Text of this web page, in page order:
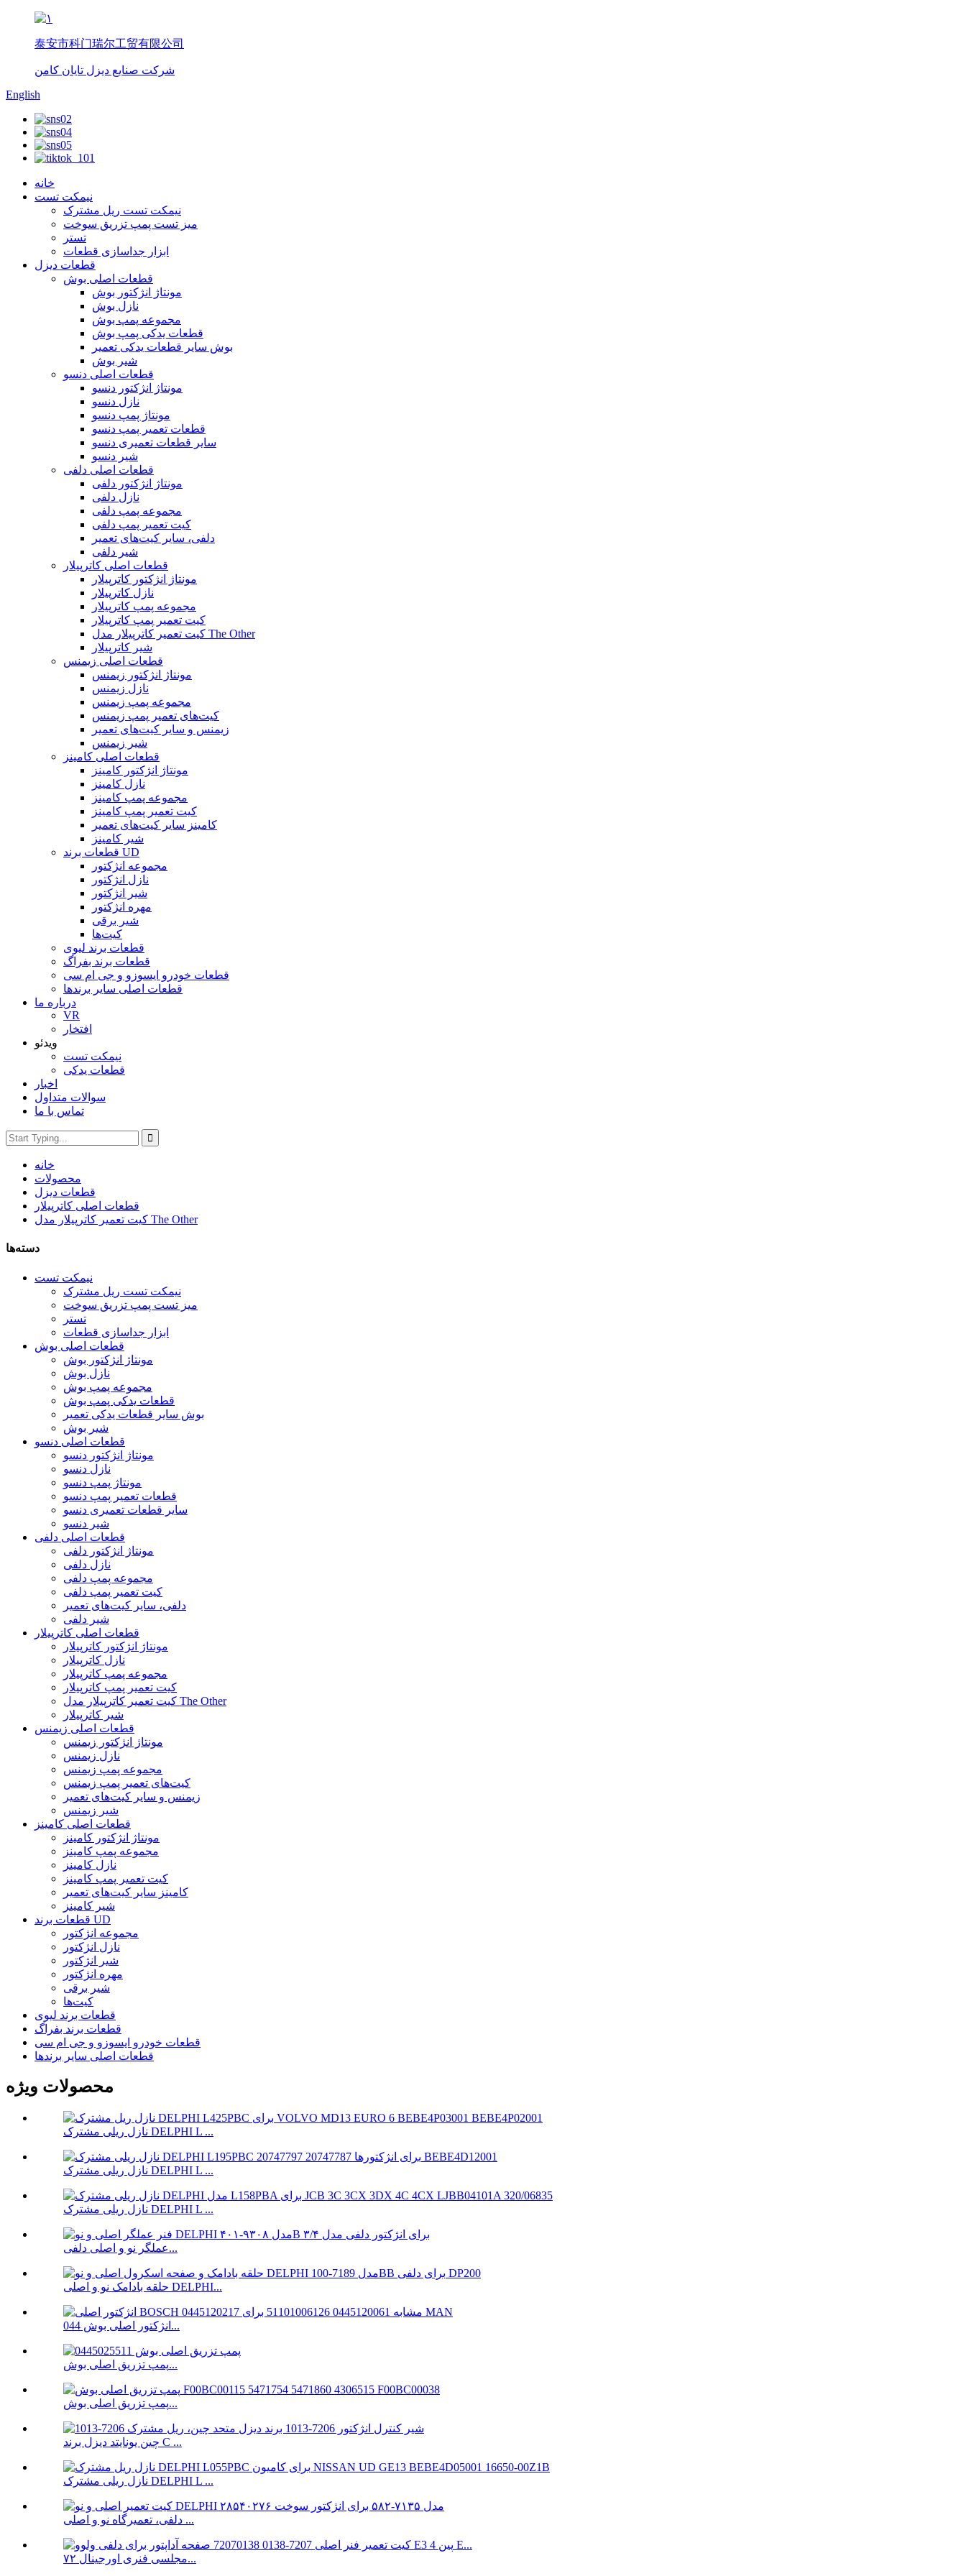
泰安市科门瑞尔工贸有限公司
شرکت صنایع دیزل تایان کامن
English
خانه
نیمکت تست
نیمکت تست ریل مشترک
میز تست پمپ تزریق سوخت
تستر
ابزار جداسازی قطعات
قطعات دیزل
قطعات اصلی بوش
مونتاژ انژکتور بوش
نازل بوش
مجموعه پمپ بوش
قطعات یدکی پمپ بوش
بوش سایر قطعات یدکی تعمیر
شیر بوش
قطعات اصلی دنسو
مونتاژ انژکتور دنسو
نازل دنسو
مونتاژ پمپ دنسو
قطعات تعمیر پمپ دنسو
سایر قطعات تعمیری دنسو
شیر دنسو
قطعات اصلی دلفی
مونتاژ انژکتور دلفی
نازل دلفی
مجموعه پمپ دلفی
کیت تعمیر پمپ دلفی
دلفی، سایر کیت‌های تعمیر
شیر دلفی
قطعات اصلی کاترپیلار
مونتاژ انژکتور کاترپیلار
نازل کاترپیلار
مجموعه پمپ کاترپیلار
کیت تعمیر پمپ کاترپیلار
کیت تعمیر کاترپیلار مدل The Other
شیر کاترپیلار
قطعات اصلی زیمنس
مونتاژ انژکتور زیمنس
نازل زیمنس
مجموعه پمپ زیمنس
کیت‌های تعمیر پمپ زیمنس
زیمنس و سایر کیت‌های تعمیر
شیر زیمنس
قطعات اصلی کامینز
مونتاژ انژکتور کامینز
نازل کامینز
مجموعه پمپ کامینز
کیت تعمیر پمپ کامینز
کامینز سایر کیت‌های تعمیر
شیر کامینز
قطعات برند UD
مجموعه انژکتور
نازل انژکتور
شیر انژکتور
مهره انژکتور
شیر برقی
کیت‌ها
قطعات برند لیوی
قطعات برند بفراگ
قطعات خودرو ایسوزو و جی ام سی
قطعات اصلی سایر برندها
درباره ما
VR
افتخار
ویدئو
نیمکت تست
قطعات یدکی
اخبار
سوالات متداول
تماس با ما
خانه
محصولات
قطعات دیزل
قطعات اصلی کاترپیلار
کیت تعمیر کاترپیلار مدل The Other
دسته‌ها
نیمکت تست
نیمکت تست ریل مشترک
میز تست پمپ تزریق سوخت
تستر
ابزار جداسازی قطعات
قطعات اصلی بوش
مونتاژ انژکتور بوش
نازل بوش
مجموعه پمپ بوش
قطعات یدکی پمپ بوش
بوش سایر قطعات یدکی تعمیر
شیر بوش
قطعات اصلی دنسو
مونتاژ انژکتور دنسو
نازل دنسو
مونتاژ پمپ دنسو
قطعات تعمیر پمپ دنسو
سایر قطعات تعمیری دنسو
شیر دنسو
قطعات اصلی دلفی
مونتاژ انژکتور دلفی
نازل دلفی
مجموعه پمپ دلفی
کیت تعمیر پمپ دلفی
دلفی، سایر کیت‌های تعمیر
شیر دلفی
قطعات اصلی کاترپیلار
مونتاژ انژکتور کاترپیلار
نازل کاترپیلار
مجموعه پمپ کاترپیلار
کیت تعمیر پمپ کاترپیلار
کیت تعمیر کاترپیلار مدل The Other
شیر کاترپیلار
قطعات اصلی زیمنس
مونتاژ انژکتور زیمنس
نازل زیمنس
مجموعه پمپ زیمنس
کیت‌های تعمیر پمپ زیمنس
زیمنس و سایر کیت‌های تعمیر
شیر زیمنس
قطعات اصلی کامینز
مونتاژ انژکتور کامینز
مجموعه پمپ کامینز
نازل کامینز
کیت تعمیر پمپ کامینز
کامینز سایر کیت‌های تعمیر
شیر کامینز
قطعات برند UD
مجموعه انژکتور
نازل انژکتور
شیر انژکتور
مهره انژکتور
شیر برقی
کیت‌ها
قطعات برند لیوی
قطعات برند بفراگ
قطعات خودرو ایسوزو و جی ام سی
قطعات اصلی سایر برندها
محصولات ویژه
نازل ریلی مشترک DELPHI L ...
نازل ریلی مشترک DELPHI L ...
نازل ریلی مشترک DELPHI L ...
عملگر نو و اصلی دلفی...
حلقه بادامک نو و اصلی DELPHI...
انژکتور اصلی بوش 044...
پمپ تزریق اصلی بوش...
پمپ تزریق اصلی بوش...
چین یونایتد دیزل برند C ...
نازل ریلی مشترک DELPHI L ...
دلفی، تعمیرگاه نو و اصلی ...
مجلسی فنری اورجینال ۷۲...